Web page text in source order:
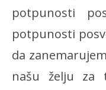
potpunosti
potpunosti
da
našu želju za